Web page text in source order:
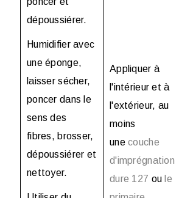
dépoussiérer.
Humidifier avec
une éponge,
laisser sécher,
poncer dans le
sens des
fibres, brosser,
dépoussiérer et
nettoyer.
Appliquer à
l'intérieur et à
l'extérieur, au
moins
unecouche
d'imprégnation
dure 127 ou le